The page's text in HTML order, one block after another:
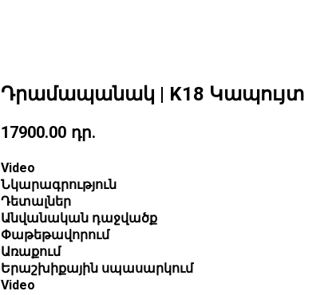
Դրամապանակ | K18 Կապույտ
17900.00 դր.
Video
Նկարագրություն
Դետալներ
Անվանական դաջվածք
Փաթեթավորում
Առաքում
Երաշխիքային սպասարկում
Video